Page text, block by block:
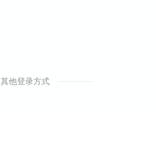
其他登录方式